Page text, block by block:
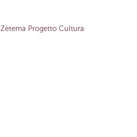
Zètema Progetto Cultura